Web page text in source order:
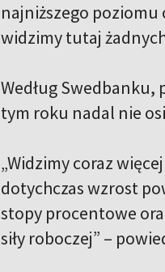
najniższego poziomu
widzimy tutaj
Według Swedbanku,
tym roku nadal nie
„Widzimy coraz
dotychczas wzrost
stopy procentowe
siły roboczej” –